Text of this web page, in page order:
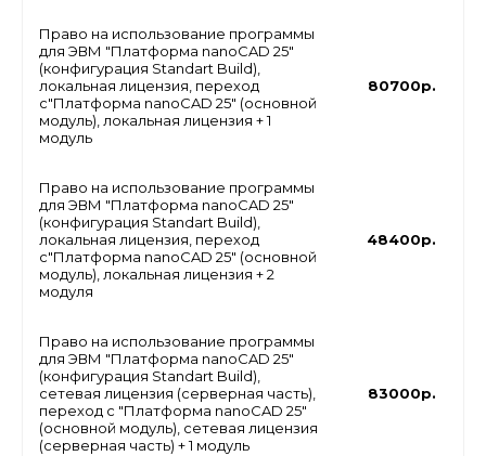
Право на использование программы
для ЭВМ "Платформа nanoCAD 25"
(конфигурация Standart Build),
локальная лицензия, переход
с"Платформа nanoCAD 25" (основной
модуль), локальная лицензия + 1
модуль
80700р.
Право на использование программы
для ЭВМ "Платформа nanoCAD 25"
(конфигурация Standart Build),
локальная лицензия, переход
с"Платформа nanoCAD 25" (основной
модуль), локальная лицензия + 2
модуля
48400р.
Право на использование программы
для ЭВМ "Платформа nanoCAD 25"
(конфигурация Standart Build),
сетевая лицензия (серверная часть),
переход с "Платформа nanoCAD 25"
(основной модуль), сетевая лицензия
(серверная часть) + 1 модуль
83000р.